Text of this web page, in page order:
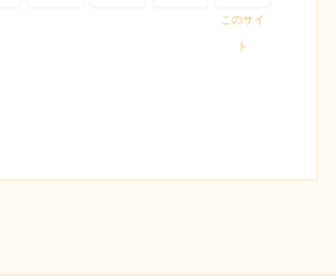
このサイ
ト